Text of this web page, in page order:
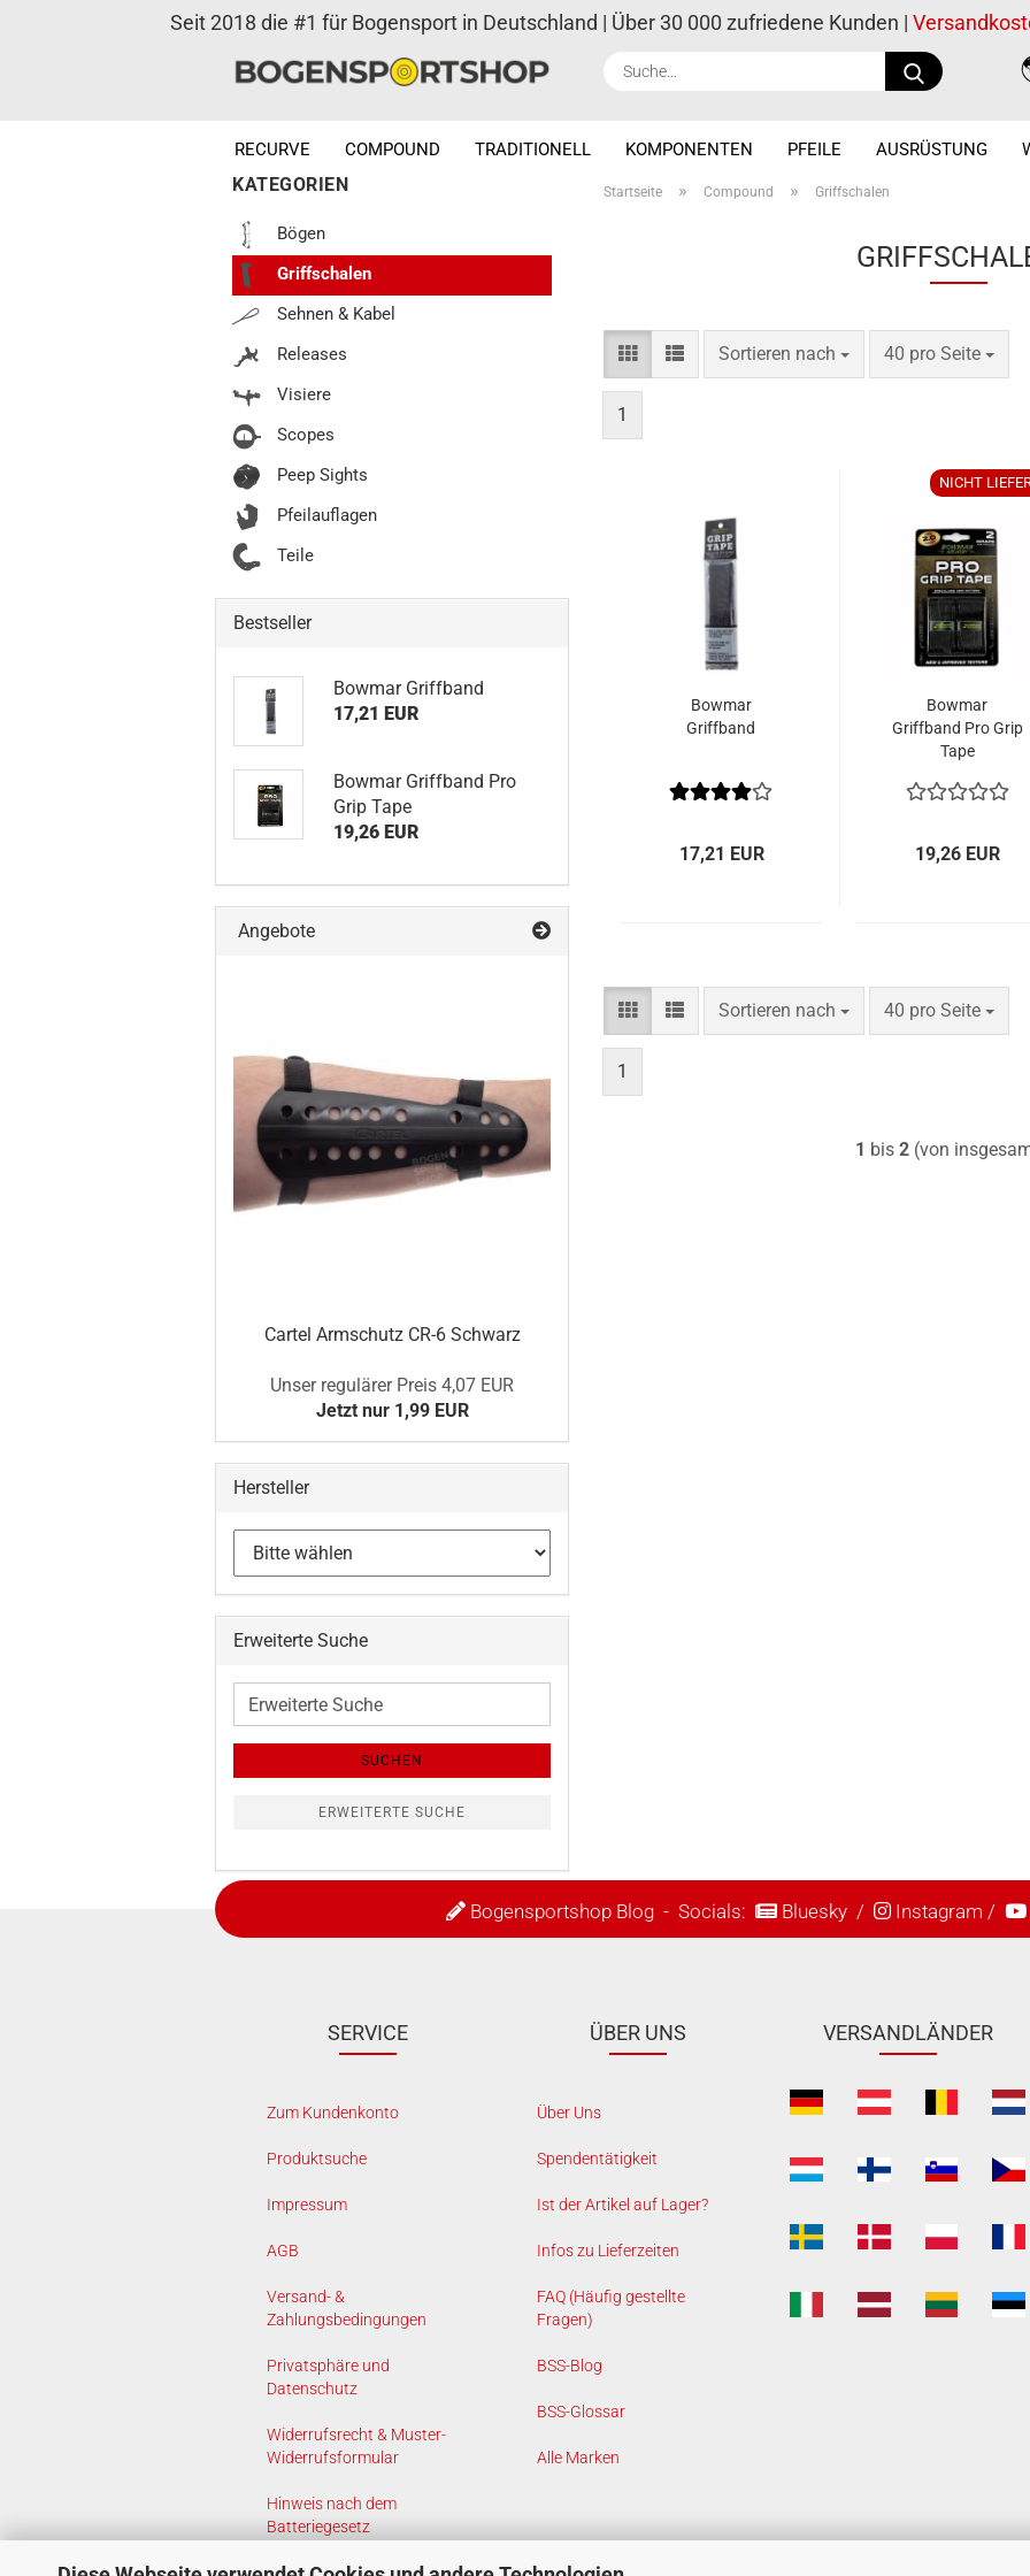
Suche...
Seit 2018 die #1 für Bogensport in Deutschland | Über 30 000 zufriedene Kunden |
RECURVE COMPOUND TRADITIONELL KOMPONENTEN PFEILE AUSRÜSTUNG
Startseite » Compound » Griffschalen
Sortieren nach
Sortieren nach 40 pro Seite
pro Seite
1
Bowmar
Griffband
17,21 EUR
NICHT
Bowmar
Griffband Pro Grip
Tape
19,26 EUR
Sortieren nach
Sortieren nach 40 pro Seite
pro Seite
1
1 bis2 (von
KATEGORIEN
Bögen
Griffschalen
Sehnen & Kabel
Releases
Visiere
Scopes
Peep Sights
Pfeilauflagen
Teile
Bestseller
Bowmar Griffband
17,21 EUR
Bowmar Griffband Pro
Grip Tape
19,26 EUR
Angebote
Cartel Armschutz CR-6 Schwarz
Unser regulärer Preis 4,07 EUR
Jetzt nur 1,99 EUR
Hersteller
Erweiterte Suche
Erweiterte
SUCHEN
ERWEITERTE SUCHE
Bogensportshop Blog- Socials: Bluesky/ Instagram /
SERVICE
Zum Kundenkonto
Produktsuche
Impressum
AGB
Versand- &
Zahlungsbedingungen
Privatsphäre und
Datenschutz
Widerrufsrecht & Muster-
Widerrufsformular
Hinweis nach dem
Batteriegesetz
ÜBER UNS
Über Uns
Spendentätigkeit
Ist der Artikel auf Lager?
Infos zu Lieferzeiten
FAQ (Häufig gestellte
Fragen)
BSS-Blog
BSS-Glossar
Alle Marken
VERSANDLÄNDER